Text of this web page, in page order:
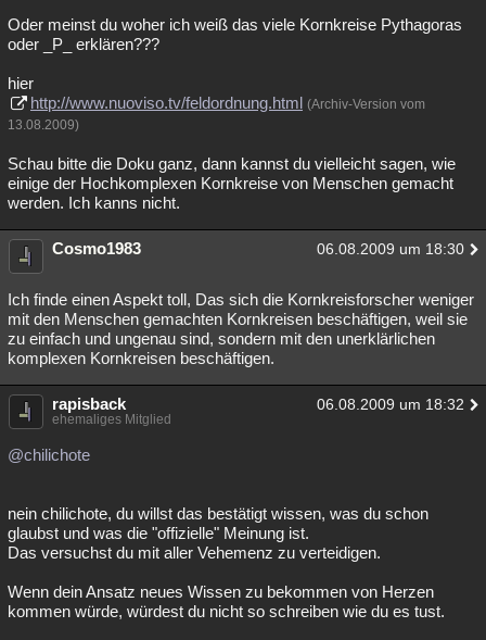
Oder meinst du woher ich weiß das viele Kornkreise Pythagoras
oder _P_ erklären???
hier
http://www.nuoviso.tv/feldordnung.html (Archiv-Version vom
13.08.2009)
Schau bitte die Doku ganz, dann kannst du vielleicht sagen, wie
einige der Hochkomplexen Kornkreise von Menschen gemacht
werden. Ich kanns nicht.
Cosmo1983 06.08.2009 um 18:30
Ich finde einen Aspekt toll, Das sich die Kornkreisforscher weniger
mit den Menschen gemachten Kornkreisen beschäftigen, weil sie
zu einfach und ungenau sind, sondern mit den unerklärlichen
komplexen Kornkreisen beschäftigen.
rapisback 06.08.2009 um 18:32
ehemaliges Mitglied
@chilichote
nein chilichote, du willst das bestätigt wissen, was du schon
glaubst und was die "offizielle" Meinung ist.
Das versuchst du mit aller Vehemenz zu verteidigen.
Wenn dein Ansatz neues Wissen zu bekommen von Herzen
kommen würde, würdest du nicht so schreiben wie du es tust.